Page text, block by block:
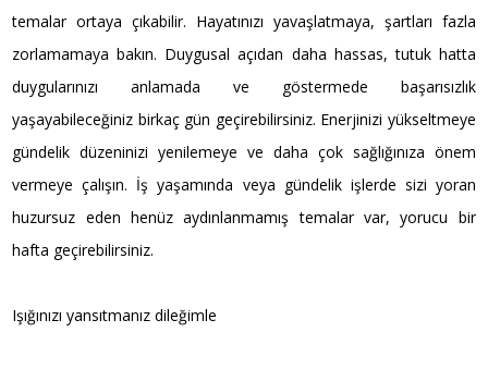
temalar ortaya çıkabilir. Hayatınızı yavaşlatmaya, şartları fazla
zorlamamaya bakın. Duygusal açıdan daha hassas, tutuk hatta
duygularınızı anlamada ve göstermede başarısızlık
yaşayabileceğiniz birkaç gün geçirebilirsiniz. Enerjinizi yükseltmeye
gündelik düzeninizi yenilemeye ve daha çok sağlığınıza önem
vermeye çalışın. İş yaşamında veya gündelik işlerde sizi yoran
huzursuz eden henüz aydınlanmamış temalar var, yorucu bir
hafta geçirebilirsiniz.
Işığınızı yansıtmanız dileğimle